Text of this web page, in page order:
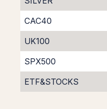
CAC40
UK100
SPX500
ETF&STOCKS